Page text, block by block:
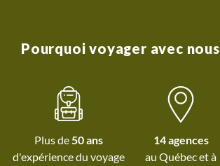
Pourquoi voyager avec nous
Plus de50 ans
d'expérience du voyage
14 agences
au Québec età